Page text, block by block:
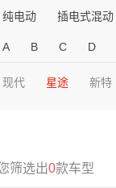
纯电动 插电式混动
A B C D
现代 星途 新特
筛选出0款车型